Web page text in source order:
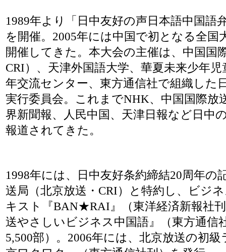
1989年より「日中友好の声日本語中国語
を開催。2005年には中国で初となる全国
開催してきた。本大会の主催は、中国国
CRI）、天津外国語大学、華夏未来少年
年交流センター、東方通信社で組織した
実行委員会。これまでNHK、中国国際放
界新聞報、人民中国、天津日報など日中
報道されてきた。
1998年には、日中友好条約締結20周年の
送局（北京放送・CRI）と特約し、ビジ
キスト『BAN★RAI』（東洋経済新報
送やさしいビジネス中国語』（東方通信
5,500部）。2006年には、北京放送の初